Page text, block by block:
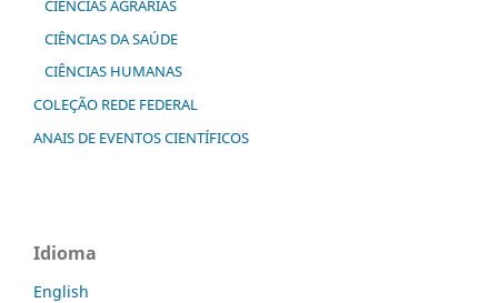
CIÊNCIAS AGRÁRIAS
CIÊNCIAS DA SAÚDE
CIÊNCIAS HUMANAS
COLEÇÃO REDE FEDERAL
ANAIS DE EVENTOS CIENTÍFICOS
Idioma
English